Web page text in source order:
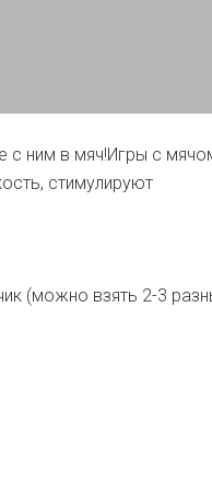
с ним в мяч!Игры с
стимулируют
(можно взять 2-3